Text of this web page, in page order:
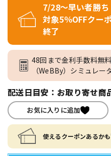
7/28～早い者勝
対象5％OFFクー
終了
48回まで金利手数料無
（WeBBy）シミュレー
配送日目安：お取り寄せ商
お気に入りに追加
使えるクーポンあるか